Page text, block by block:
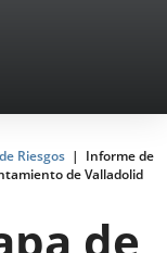
Riesgos
Informe de
de Valladolid
de